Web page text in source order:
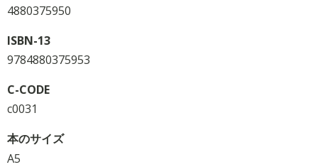
4880375950
ISBN-13
9784880375953
C-CODE
c0031
本のサイズ
A5